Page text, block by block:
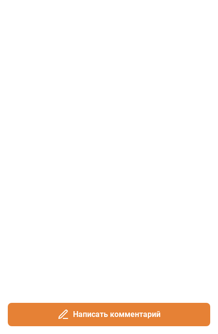
Написать комментарий